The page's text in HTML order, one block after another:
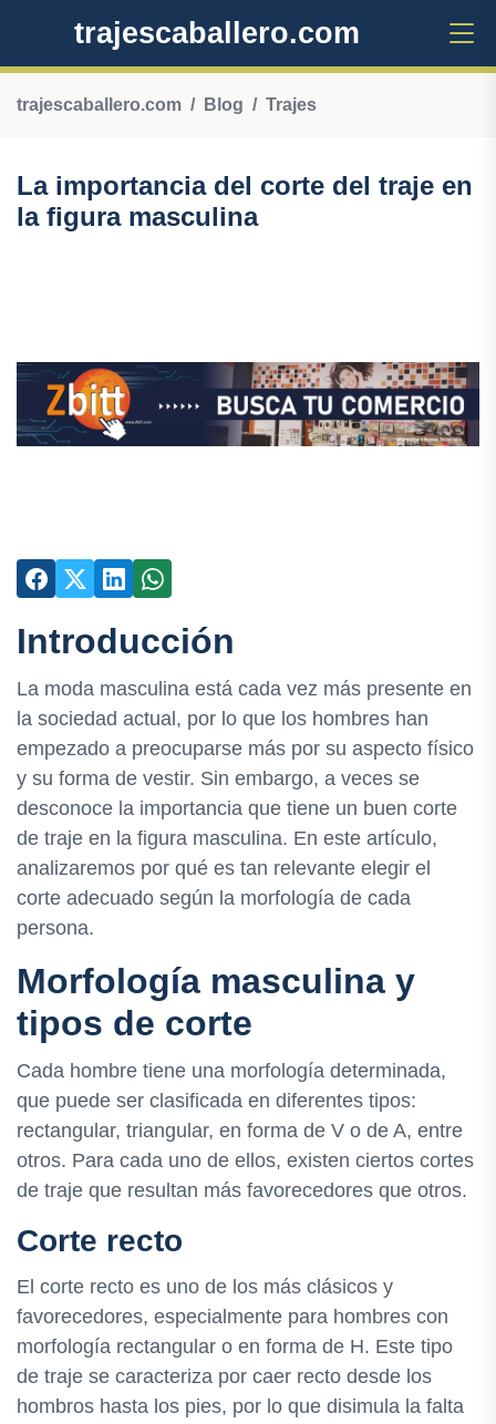
trajescaballero.com
trajescaballero.com Blog Trajes
La importancia del corte del traje en
la figura masculina
Introducción
La moda masculina está cada vez más presente en
la sociedad actual, por lo que los hombres han
empezado a preocuparse más por su aspecto físico
y su forma de vestir. Sin embargo, a veces se
desconoce la importancia que tiene un buen corte
de traje en la figura masculina. En este artículo,
analizaremos por qué es tan relevante elegir el
corte adecuado según la morfología de cada
persona.
Morfología masculina y
tipos de corte
Cada hombre tiene una morfología determinada,
que puede ser clasificada en diferentes tipos:
rectangular, triangular, en forma de V o de A, entre
otros. Para cada uno de ellos, existen ciertos cortes
de traje que resultan más favorecedores que otros.
Corte recto
El corte recto es uno de los más clásicos y
favorecedores, especialmente para hombres con
morfología rectangular o en forma de H. Este tipo
de traje se caracteriza por caer recto desde los
hombros hasta los pies, por lo que disimula la falta